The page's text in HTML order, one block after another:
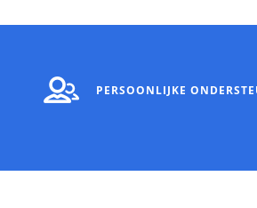
PERSOONLIJKE